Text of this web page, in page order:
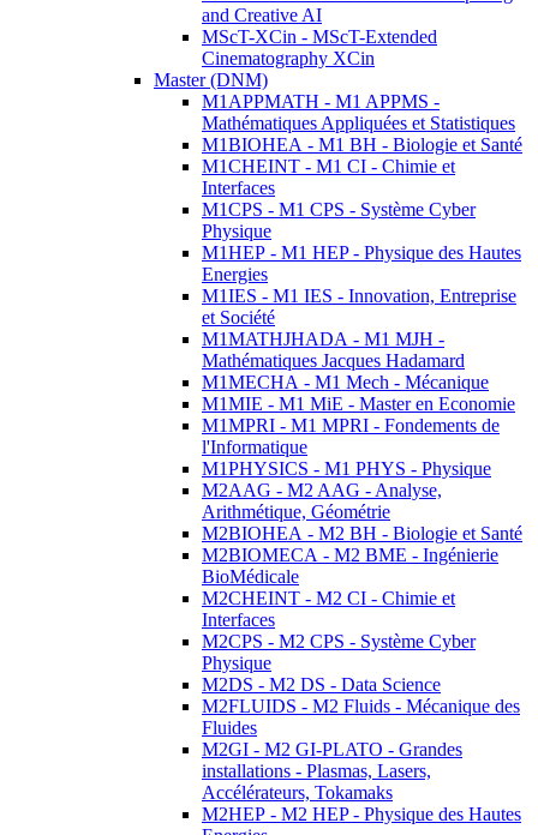
and Creative AI
MScT-XCin - MScT-Extended
Cinematography XCin
Master (DNM)
M1APPMATH - M1 APPMS -
Mathématiques Appliquées et Statistiques
M1BIOHEA - M1 BH - Biologie et Santé
M1CHEINT - M1 CI - Chimie et
Interfaces
M1CPS - M1 CPS - Système Cyber
Physique
M1HEP - M1 HEP - Physique des Hautes
Energies
M1IES - M1 IES - Innovation, Entreprise
et Société
M1MATHJHADA - M1 MJH -
Mathématiques Jacques Hadamard
M1MECHA - M1 Mech - Mécanique
M1MIE - M1 MiE - Master en Economie
M1MPRI - M1 MPRI - Fondements de
l'Informatique
M1PHYSICS - M1 PHYS - Physique
M2AAG - M2 AAG - Analyse,
Arithmétique, Géométrie
M2BIOHEA - M2 BH - Biologie et Santé
M2BIOMECA - M2 BME - Ingénierie
BioMédicale
M2CHEINT - M2 CI - Chimie et
Interfaces
M2CPS - M2 CPS - Système Cyber
Physique
M2DS - M2 DS - Data Science
M2FLUIDS - M2 Fluids - Mécanique des
Fluides
M2GI - M2 GI-PLATO - Grandes
installations - Plasmas, Lasers,
Accélérateurs, Tokamaks
M2HEP - M2 HEP - Physique des Hautes